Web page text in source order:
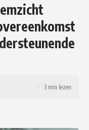
3 min lezen